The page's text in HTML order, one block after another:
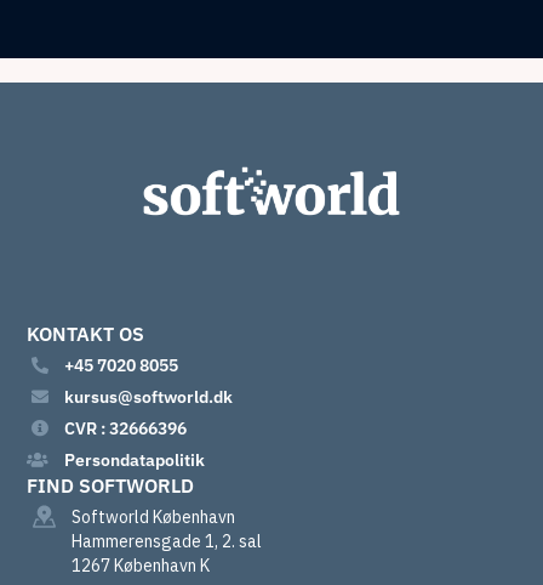
KONTAKT OS
+45 7020 8055
kursus@softworld.dk
CVR : 32666396
Persondatapolitik
FIND SOFTWORLD
Softworld København
Hammerensgade 1, 2. sal
1267 København K